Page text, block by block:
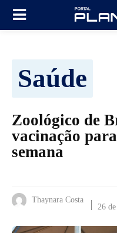
Saúde
Zoológico de
vacinação
semana
Thaynara Costa
26